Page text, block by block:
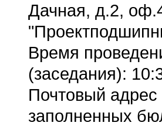
Дачная, д.2,
Время
(заседания):
Почтовый
заполненных